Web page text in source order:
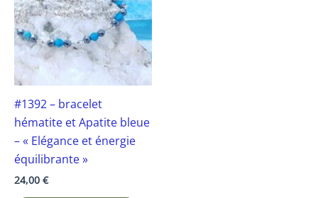
#1392 – bracelet
hématite et Apatite bleue
– « Elégance et énergie
équilibrante »
24,00 €